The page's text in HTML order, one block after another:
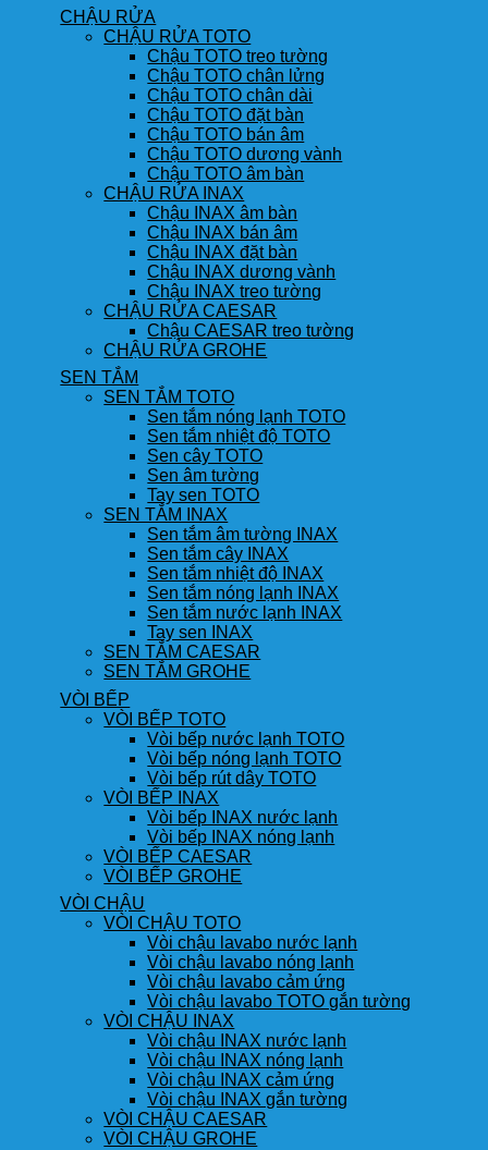
CHẬU RỬA
CHẬU RỬA TOTO
Chậu TOTO treo tường
Chậu TOTO chân lửng
Chậu TOTO chân dài
Chậu TOTO đặt bàn
Chậu TOTO bán âm
Chậu TOTO dương vành
Chậu TOTO âm bàn
CHẬU RỬA INAX
Chậu INAX âm bàn
Chậu INAX bán âm
Chậu INAX đặt bàn
Chậu INAX dương vành
Chậu INAX treo tường
CHẬU RỬA CAESAR
Chậu CAESAR treo tường
CHẬU RỬA GROHE
SEN TẮM
SEN TẮM TOTO
Sen tắm nóng lạnh TOTO
Sen tắm nhiệt độ TOTO
Sen cây TOTO
Sen âm tường
Tay sen TOTO
SEN TẮM INAX
Sen tắm âm tường INAX
Sen tắm cây INAX
Sen tắm nhiệt độ INAX
Sen tắm nóng lạnh INAX
Sen tắm nước lạnh INAX
Tay sen INAX
SEN TẮM CAESAR
SEN TẮM GROHE
VÒI BẾP
VÒI BẾP TOTO
Vòi bếp nước lạnh TOTO
Vòi bếp nóng lạnh TOTO
Vòi bếp rút dây TOTO
VÒI BẾP INAX
Vòi bếp INAX nước lạnh
Vòi bếp INAX nóng lạnh
VÒI BẾP CAESAR
VÒI BẾP GROHE
VÒI CHẬU
VÒI CHẬU TOTO
Vòi chậu lavabo nước lạnh
Vòi chậu lavabo nóng lạnh
Vòi chậu lavabo cảm ứng
Vòi chậu lavabo TOTO gắn tường
VÒI CHẬU INAX
Vòi chậu INAX nước lạnh
Vòi chậu INAX nóng lạnh
Vòi chậu INAX cảm ứng
Vòi chậu INAX gắn tường
VÒI CHẬU CAESAR
VÒI CHẬU GROHE